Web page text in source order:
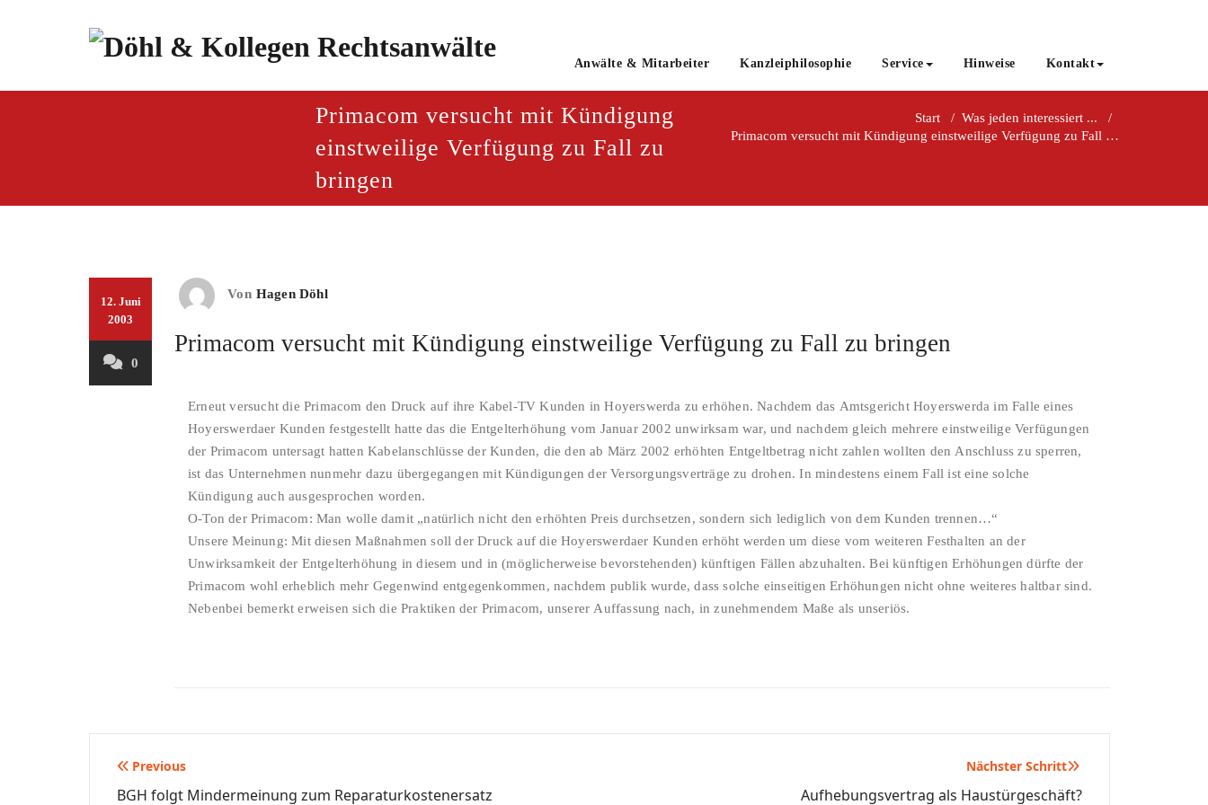
paragraf.info Anwälte & Mitarbeiter Kanzleiphilosophie Service Hinweise Kontakt
Primacom versucht mit Kündigung
einstweilige Verfügung zu Fall zu
bringen
Start / Was jeden interessiert ... /
Primacom versucht mit Kündigung einstweilige Verfügung zu Fall zu bringen
12. Juni
2003
0
Von Hagen Döhl
Primacom versucht mit Kündigung einstweilige Verfügung zu Fall zu bringen
Erneut versucht die Primacom den Druck auf ihre Kabel-TV Kunden in Hoyerswerda zu erhöhen. Nachdem das Amtsgericht Hoyerswerda im Falle eines
Hoyerswerdaer Kunden festgestellt hatte das die Entgelterhöhung vom Januar 2002 unwirksam war, und nachdem gleich mehrere einstweilige Verfügungen
der Primacom untersagt hatten Kabelanschlüsse der Kunden, die den ab März 2002 erhöhten Entgeltbetrag nicht zahlen wollten den Anschluss zu sperren,
ist das Unternehmen nunmehr dazu übergegangen mit Kündigungen der Versorgungsverträge zu drohen. In mindestens einem Fall ist eine solche
Kündigung auch ausgesprochen worden.
O-Ton der Primacom: Man wolle damit „natürlich nicht den erhöhten Preis durchsetzen, sondern sich lediglich von dem Kunden trennen…“
Unsere Meinung: Mit diesen Maßnahmen soll der Druck auf die Hoyerswerdaer Kunden erhöht werden um diese vom weiteren Festhalten an der
Unwirksamkeit der Entgelterhöhung in diesem und in (möglicherweise bevorstehenden) künftigen Fällen abzuhalten. Bei künftigen Erhöhungen dürfte der
Primacom wohl erheblich mehr Gegenwind entgegenkommen, nachdem publik wurde, dass solche einseitigen Erhöhungen nicht ohne weiteres haltbar sind.
Nebenbei bemerkt erweisen sich die Praktiken der Primacom, unserer Auffassung nach, in zunehmendem Maße als unseriös.
Beitragsnavigation
Previous
BGH folgt Mindermeinung zum Reparaturkostenersatz
Nächster Schritt
Aufhebungsvertrag als Haustürgeschäft?